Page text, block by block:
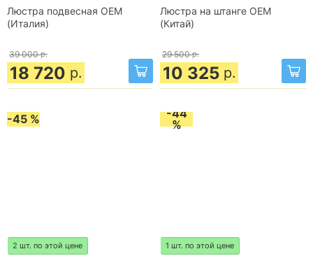
Люстра подвесная OEM
(Италия)
39 000 р.
18 720 р.
Люстра на штанге OEM
(Китай)
29 500 р.
10 325 р.
-45 %
2 шт. по этой цене
-44
%
1 шт. по этой цене